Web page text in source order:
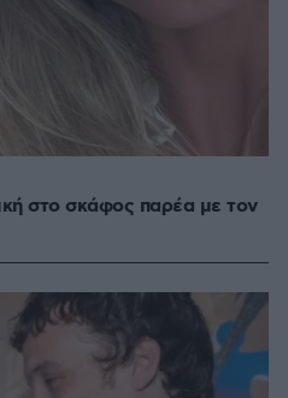
στο σκάφος παρέα με τον